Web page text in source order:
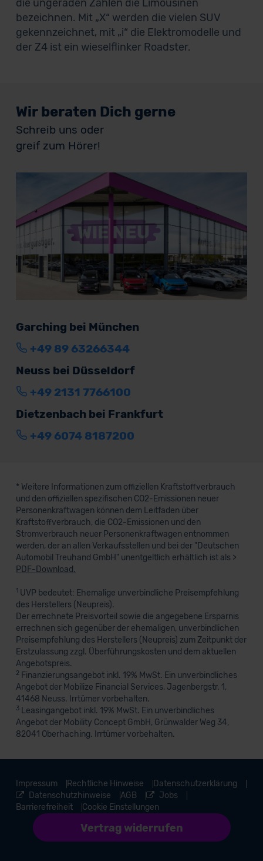
die ungeraden Zahlen die Limousinen
bezeichnen. Mit „X“ werden die vielen SUV
gekennzeichnet, mit „i“ die Elektromodelle und
der Z4 ist ein wieselflinker Roadster.
Wir beraten Dich gerne
Schreib uns oder
greif zum Hörer!
Garching bei München
+49 89 63266344
Neuss bei Düsseldorf
+49 2131 7766100
Dietzenbach bei Frankfurt
+49 6074 8187200
* Weitere Informationen zum offiziellen Kraftstoffverbrauch
und den offiziellen spezifischen CO2-Emissionen neuer
Personenkraftwagen können dem Leitfaden über
Kraftstoffverbrauch, die CO2-Emissionen und den
Stromverbrauch neuer Personenkraftwagen entnommen
werden, der an allen Verkaufsstellen und bei der "Deutschen
Automobil Treuhand GmbH" unentgeltlich erhältlich ist als >
PDF-Download.
1UVP bedeutet: Ehemalige unverbindliche Preisempfehlung
des Herstellers (Neupreis).
Der errechnete Preisvorteil sowie die angegebene Ersparnis
errechnen sich gegenüber der ehemaligen, unverbindlichen
Preisempfehlung des Herstellers (Neupreis) zum Zeitpunkt der
Erstzulassung zzgl. Überführungskosten und dem aktuellen
Angebotspreis.
2 Finanzierungsangebot inkl. 19% MwSt. Ein unverbindliches
Angebot der Mobilize Financial Services, Jagenbergstr. 1,
41468 Neuss. Irrtümer vorbehalten.
3Leasingangebot inkl. 19% MwSt. Ein unverbindliches
Angebot der Mobility Concept GmbH, Grünwalder Weg 34,
82041 Oberhaching. Irrtümer vorbehalten.
Impressum Rechtliche Hinweise
Datenschutzerklärung
Datenschutzhinweise
AGB
Jobs
Barrierefreiheit
Vertrag widerrufen
Cookie Einstellungen